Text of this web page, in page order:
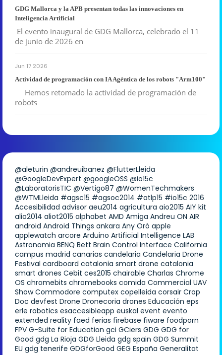
GDG Mallorca y la APB presentan todas las innovaciones en
Inteligencia Artificial
El evento inaugural de GDG Mallorca, celebrado el 11
de junio de 2026 en
Jun 17 2026
Actividad de programación con IA Agéntica de los robots "Arm100"
Hemos retomado la actividad de programación de
robots
@aleturin @andreuibanez @FlutterLleida
@GoogleDevExpert @googleOSS @io15c
@LaboratorisTIC @Vertigo87 @WomenTechmakers
@WTMLleida #agsc15 #agsoc2014 #atlp15 #io15c 2016
Accesibilidad advisor aeu2014 agricultura aio2015 AIY kit
alio2014 aliot2015 alphabet AMD Amiga Andreu ON AIR
android Android Things ankara Any Oró apple
applewatch arcore Arduino Artificial Intelligence LAB
Astronomia BENQ Bett Brain Control Interface California
campus madrid canarias candelaria Candelaria Drone
Festival cardboard catalonia smart drone catalonia
smart drones Cebit ces2015 chairable Charlas Chrome
OS chromebits chromebooks comida Commercial UAV
Show Commodore computex copelleida corsair Crop
Doc devfest Drone Dronecoria drones Educación eps
erle robotics esaccesibleapp euskal event evento
extended reality faed ferias firebase fiware foodporn
FPV G-Suite for Education gci GCiers GDG GDG for
Good gdg La Rioja GDG Lleida gdg spain GDG Summit
EU gdg tenerife GDGforGood GEG España Generalitat